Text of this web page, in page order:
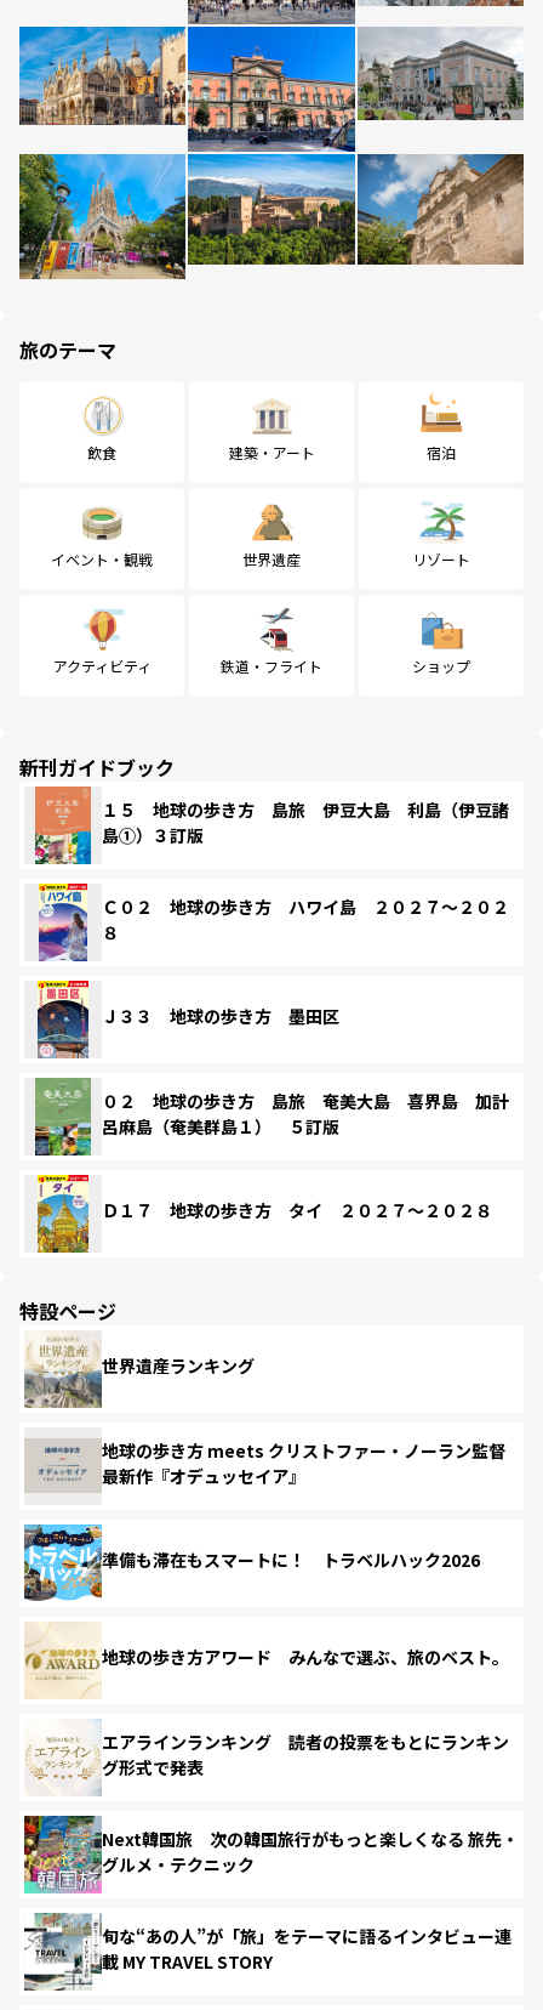
旅のテーマ
飲食 建築・アート 宿泊
イベント・観戦 世界遺産 リゾート
アクティビティ 鉄道・フライト ショップ
新刊ガイドブック
１５ 地球の歩き方 島旅 伊豆大島 利島（伊豆諸
島①）３訂版
Ｃ０２ 地球の歩き方 ハワイ島 ２０２７～２０２
８
Ｊ３３ 地球の歩き方 墨田区
０２ 地球の歩き方 島旅 奄美大島 喜界島 加計
呂麻島（奄美群島１） ５訂版
Ｄ１７ 地球の歩き方 タイ ２０２７～２０２８
特設ページ
世界遺産ランキング
地球の歩き方 meets クリストファー・ノーラン監督
最新作『オデュッセイア』
準備も滞在もスマートに！ トラベルハック2026
地球の歩き方アワード みんなで選ぶ、旅のベスト。
エアラインランキング 読者の投票をもとにランキン
グ形式で発表
Next韓国旅 次の韓国旅行がもっと楽しくなる 旅先・
グルメ・テクニック
旬な“あの人”が「旅」をテーマに語るインタビュー連
載 MY TRAVEL STORY